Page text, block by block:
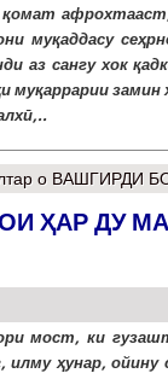
муқаддасу
аз сангу хок
муқаррарии
о ВАШГИРДИ
ҲАР ДУ
мост, ки
илму ҳунар,